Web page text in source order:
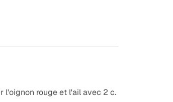
l'oignon rouge et l'ail avec 2 c.